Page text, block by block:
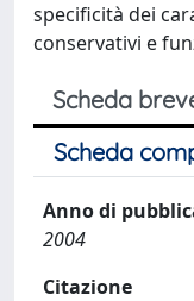
specificità dei
conservativi e
Scheda
Scheda
Anno di
2004
Citazione